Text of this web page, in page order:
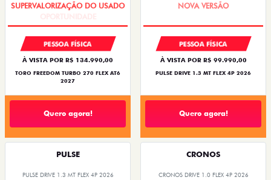
PESSOA FÍSICA
À VISTA POR R$ 134.990,00
TORO FREEDOM TURBO 270 FLEX AT6
2027
Quero agora!
PESSOA FÍSICA
À VISTA POR R$ 99.990,00
PULSE DRIVE 1.3 MT FLEX 4P 2026
Quero agora!
PULSE
PULSE DRIVE 1.3 MT FLEX 4P 2026
CRONOS
CRONOS DRIVE 1.0 FLEX 4P 2026